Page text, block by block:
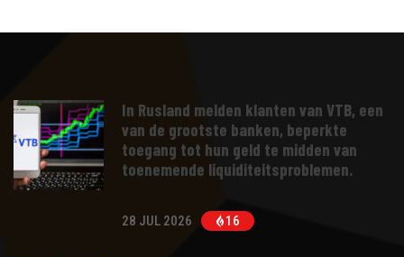
In Rusland melden klanten van VTB, een
van de grootste banken, beperkte
toegang tot hun geld te midden van
toenemende liquiditeitsproblemen.
28 JUL 2026 16